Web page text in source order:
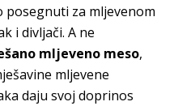
za mljevenom
i divljači. A ne
mljeveno meso,
mljevene
daju svoj doprinos